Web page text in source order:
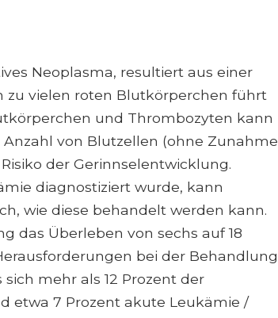
Neoplasma, resultiert aus einer
zu vielen roten Blutkörperchen führt
und Thrombozyten kann
von Blutzellen (ohne Zunahme
der Gerinnselentwicklung.
diagnostiziert wurde, kann
wie diese behandelt werden kann.
das Überleben von sechs auf 18
bei der Behandlung
mehr als 12 Prozent der
etwa 7 Prozent akute Leukämie /